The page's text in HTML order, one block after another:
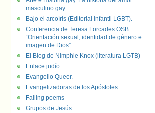
masculino gay.
Bajo el arcoíris (Editorial infantil LGBT).
Conferencia de Teresa Forcades OSB:
“Orientación sexual, identidad de género e
imagen de Dios” .
El Blog de Nimphie Knox (literatura LGTB)
Enlace judío
Evangelio Queer.
Evangelizadoras de los Apóstoles
Falling poems
Grupos de Jesús